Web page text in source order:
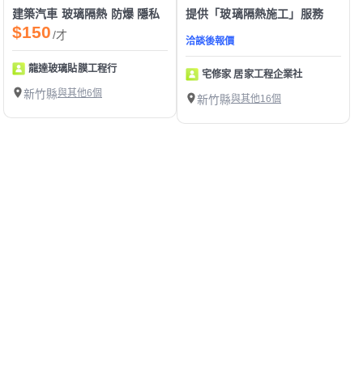
建築汽車 玻璃隔熱 防爆 隱私
$150/才
龍達玻璃貼膜工程行
新竹縣與其他6個
提供「玻璃隔熱施工」服務
洽談後報價
宅修家 居家工程企業社
新竹縣與其他16個